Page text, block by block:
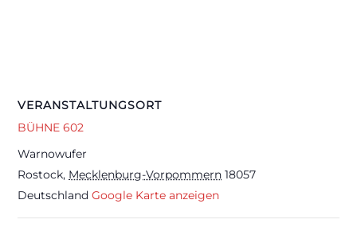
VERANSTALTUNGSORT
BÜHNE 602
Warnowufer
Rostock, Mecklenburg-Vorpommern 18057
Deutschland Google Karte anzeigen